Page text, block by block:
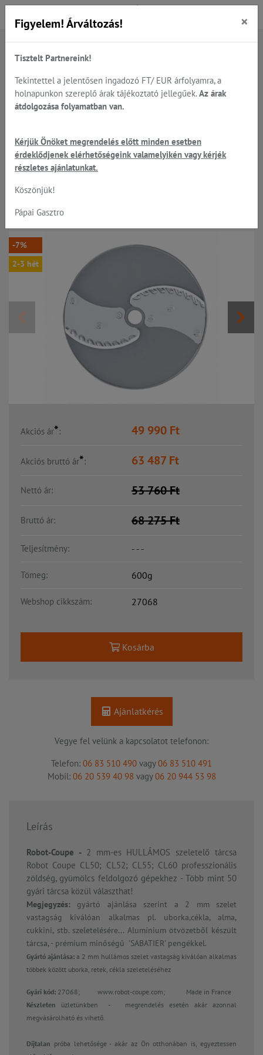
Főoldal Termékek
Zöldség - gyümölcs feldolgozók, Robot-Coupe
Robot-Coupe tárcsák, teljes típus választéka
Hullámos szeletelő CL50;CL52;CL55;CL60;
Robot-Coupe - 2 mm HULLÁMOS
szeletelőtárcsa CL50; CL52;
CL55; CL60;
-7%
2-3 hét
Akciós ár*: 49 990 Ft
Akciós bruttó ár*: 63 487 Ft
Nettó ár: 53 760Ft
Bruttó ár: 68 275Ft
Teljesítmény: - - -
Tömeg: 600g
Webshop cikkszám: 27068
Kosárba
Ajánlatkérés
Vegye fel velünk a kapcsolatot telefonon:
Telefon: 06 83 510 490 vagy06 83 510 491
Mobil: 06 20 539 40 98 vagy06 20 944 53 98
Leírás
Robot-Coupe - 2 mm-es HULLÁMOS szeletelő tárcsa
Robot Coupe CL50; CL52; CL55; CL60 professzionális
zöldség, gyümölcs feldolgozó gépekhez - Több mint 50
gyári tárcsa közül választhat!
Megjegyzés: gyártó ajánlása szerint a 2 mm szelet
vastagság kiválóan alkalmas pl. uborka,cékla, alma,
cukkini, stb. szeletelésére... Alumínium ötvözetből készült
tárcsa, - prémium minőségű 'SABATIER' pengékkel.
Gyártó ajánlása: a 2 mm hullámos szelet vastagság kiválóan alkalmas
többek között uborka, retek, cékla szeleteléséhez
Gyári kód: 27068;
www.robot-coupe.com; Made in France
Készleten üzletünkben - megrendelés esetén akár azonnal
megvásárolható és vihető.
Díjtalan próba lehetősége - akár az Ön otthonában is, egyeztessen
Figyelem! Árváltozás! ×
Tisztelt Partnereink!
Tekintettel a jelentősen ingadozó FT/ EUR árfolyamra, a
holnapunkon szereplő árak tájékoztató jellegűek. Az árak
átdolgozása folyamatban van.
Kérjük Önöket megrendelés előtt minden esetben
érdeklődjenek elérhetőségeink valamelyikén vagy kérjék
részletes ajánlatunkat.
Köszönjük!
Pápai Gasztro